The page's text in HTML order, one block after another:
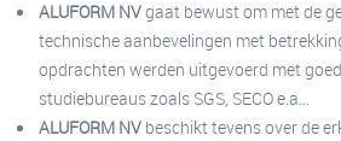
ALUFORM NVgaat bewust om met de
technische aanbevelingen met
opdrachten werden uitgevoerd met
studiebureaus zoals SGS, SECO e.a…
ALUFORM NV beschikt tevens over de